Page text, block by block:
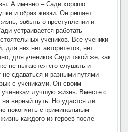
А именно – Сади хорошо
и образ жизни. Он решает
забыть о преступлении и
устраивается работать
учеников. Все ученики
для них нет авторитетов, нет
для учеников Сади такой же, как
не пытаются его слушать и
сдаваться и разными путями
с учениками. Он своим
ученикам лучшую жизнь. Вместе с
верный путь. Но удастся ли
покончить с криминальным
каждого из героев после